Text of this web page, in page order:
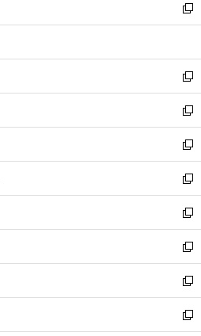
く
で
開
ド
ウ
開
く
ィ
ン
ウ
で
開
く
い
ウ
ン
ド
ウ
で
開
く
新
し
ウ
ィ
ン
ド
ウ
で
開
く
新
し
い
ウ
ィ
ン
ド
ウ
で
開
く
新
し
い
ウ
ィ
ン
ド
ウ
で
開
く
新
し
い
ウ
ィ
ン
ド
ウ
で
開
く
新
し
い
ウ
ィ
ン
ド
ウ
で
開
新
し
い
ウ
ィ
ン
ド
ウ
新
し
い
ウ
ィ
ン
新
し
い
新